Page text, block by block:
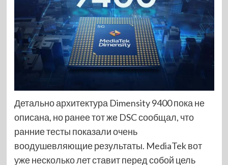
Детально архитектура Dimensity 9400 пока не
описана, но ранее тот же DSC сообщал, что
ранние тесты показали очень
воодушевляющие результаты. MediaTek вот
уже несколько лет ставит перед собой цель